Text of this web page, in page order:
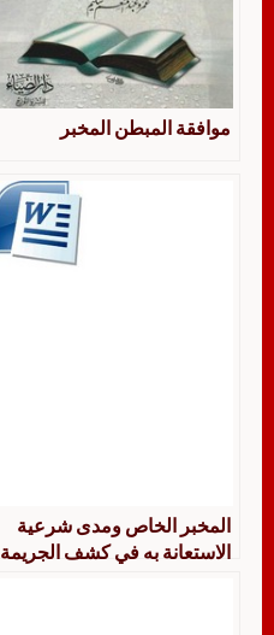
موافقة المبطن المخبر
المخبر الخاص ومدى شرعية
الاستعانة به في كشف الجريمة